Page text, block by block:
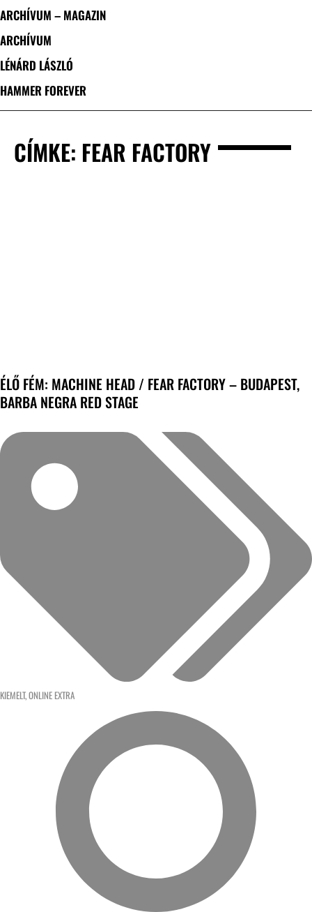
ARCHÍVUM – MAGAZIN
ARCHÍVUM
LÉNÁRD LÁSZLÓ
HAMMER FOREVER
CÍMKE: FEAR FACTORY
ÉLŐ FÉM: MACHINE HEAD / FEAR FACTORY – BUDAPEST,
BARBA NEGRA RED STAGE
KIEMELT,ONLINE EXTRA